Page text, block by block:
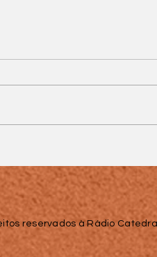
reservados à Rádio Catedral